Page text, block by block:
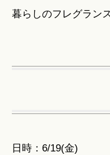
暮らしのフレグラン
日時：6/19(金)